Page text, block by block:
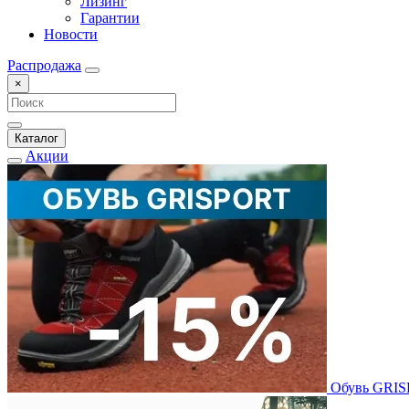
Гарантии
Новости
Распродажа
×
Каталог
Акции
Обувь